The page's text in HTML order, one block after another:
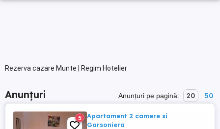
Rezerva cazare Munte | Regim Hotelier
Anunțuri Anunțuri pe pagină: 20 50
5
Apartament 2 camere si
Garsoniera